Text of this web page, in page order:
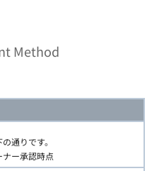
Method
通りです。
ナー承認時点